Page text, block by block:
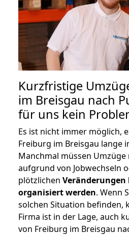
Kurzfristige
im Breisgau nach
für uns kein
Es ist nicht immer möglich,
Freiburg im Breisgau lange
Manchmal müssen Umzüge
aufgrund von Jobwechseln
plötzlichen
organisiert werden. Wenn
solchen Situation befinden,
Firma ist in der Lage, auch
von Freiburg im Breisgau